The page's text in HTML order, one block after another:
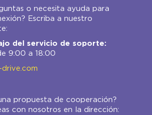
o necesita ayuda para
Escriba a nuestro
del servicio de soporte:
9:00 a 18:00
propuesta de cooperación?
con nosotros en la dirección: